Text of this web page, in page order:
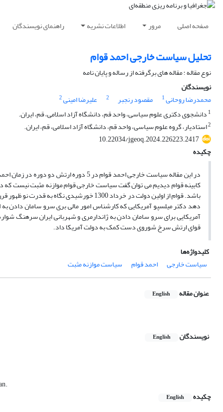
صفحه اصلی مرور اطلاعات نشریه راهنمای نویسندگان
تحلیل سیاست خارجی احمد قوام
نوع مقاله : مقاله های برگرفته از رساله و پایان نامه
نویسندگان
محمدرضا روحانی1 مقصود رنجبر 2 علیرضا امینی2
1 دانشجوی دکتری علوم سیاسی، واحد قم، دانشگاه آزاد اسلامی، قم، ایران.
2استادیار، گروه علوم سیاسی، واحد قم، دانشگاه آزاد اسلامی، قم، ایران.
10.22034/jgeoq.2024.226223.2417
چکیده
کابینه قوام دیدیم می توان گفت سیاست خارجی قوام موازنه مثبت نیست که
باشد. قوام از اولین دولت در خرداد 1300
قوای ارتش سرخ شوروی دست کمک به دولت آمریکا داد.
کلیدواژه‌ها
سیاست خارجی
احمد قوام سیاست موازنه مثبت
عنوان مقاله English
نویسندگان English
چکیده
English